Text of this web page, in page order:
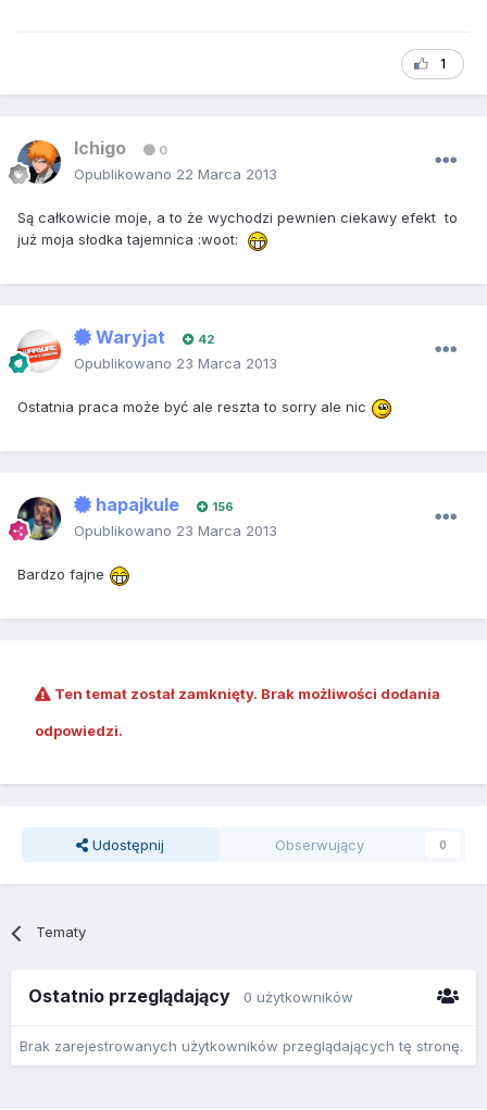
1
Ichigo 0
Opublikowano 22 Marca 2013
Są całkowicie moje, a to że wychodzi pewnien ciekawy efekt to
już moja słodka tajemnica :woot:
Waryjat 42
Opublikowano 23 Marca 2013
Ostatnia praca może być ale reszta to sorry ale nic
hapajkule 156
Opublikowano 23 Marca 2013
Bardzo fajne
Ten temat został zamknięty. Brak możliwości dodania
odpowiedzi.
Udostępnij Obserwujący 0
Tematy
Ostatnio przeglądający 0 użytkowników
Brak zarejestrowanych użytkowników przeglądających tę stronę.